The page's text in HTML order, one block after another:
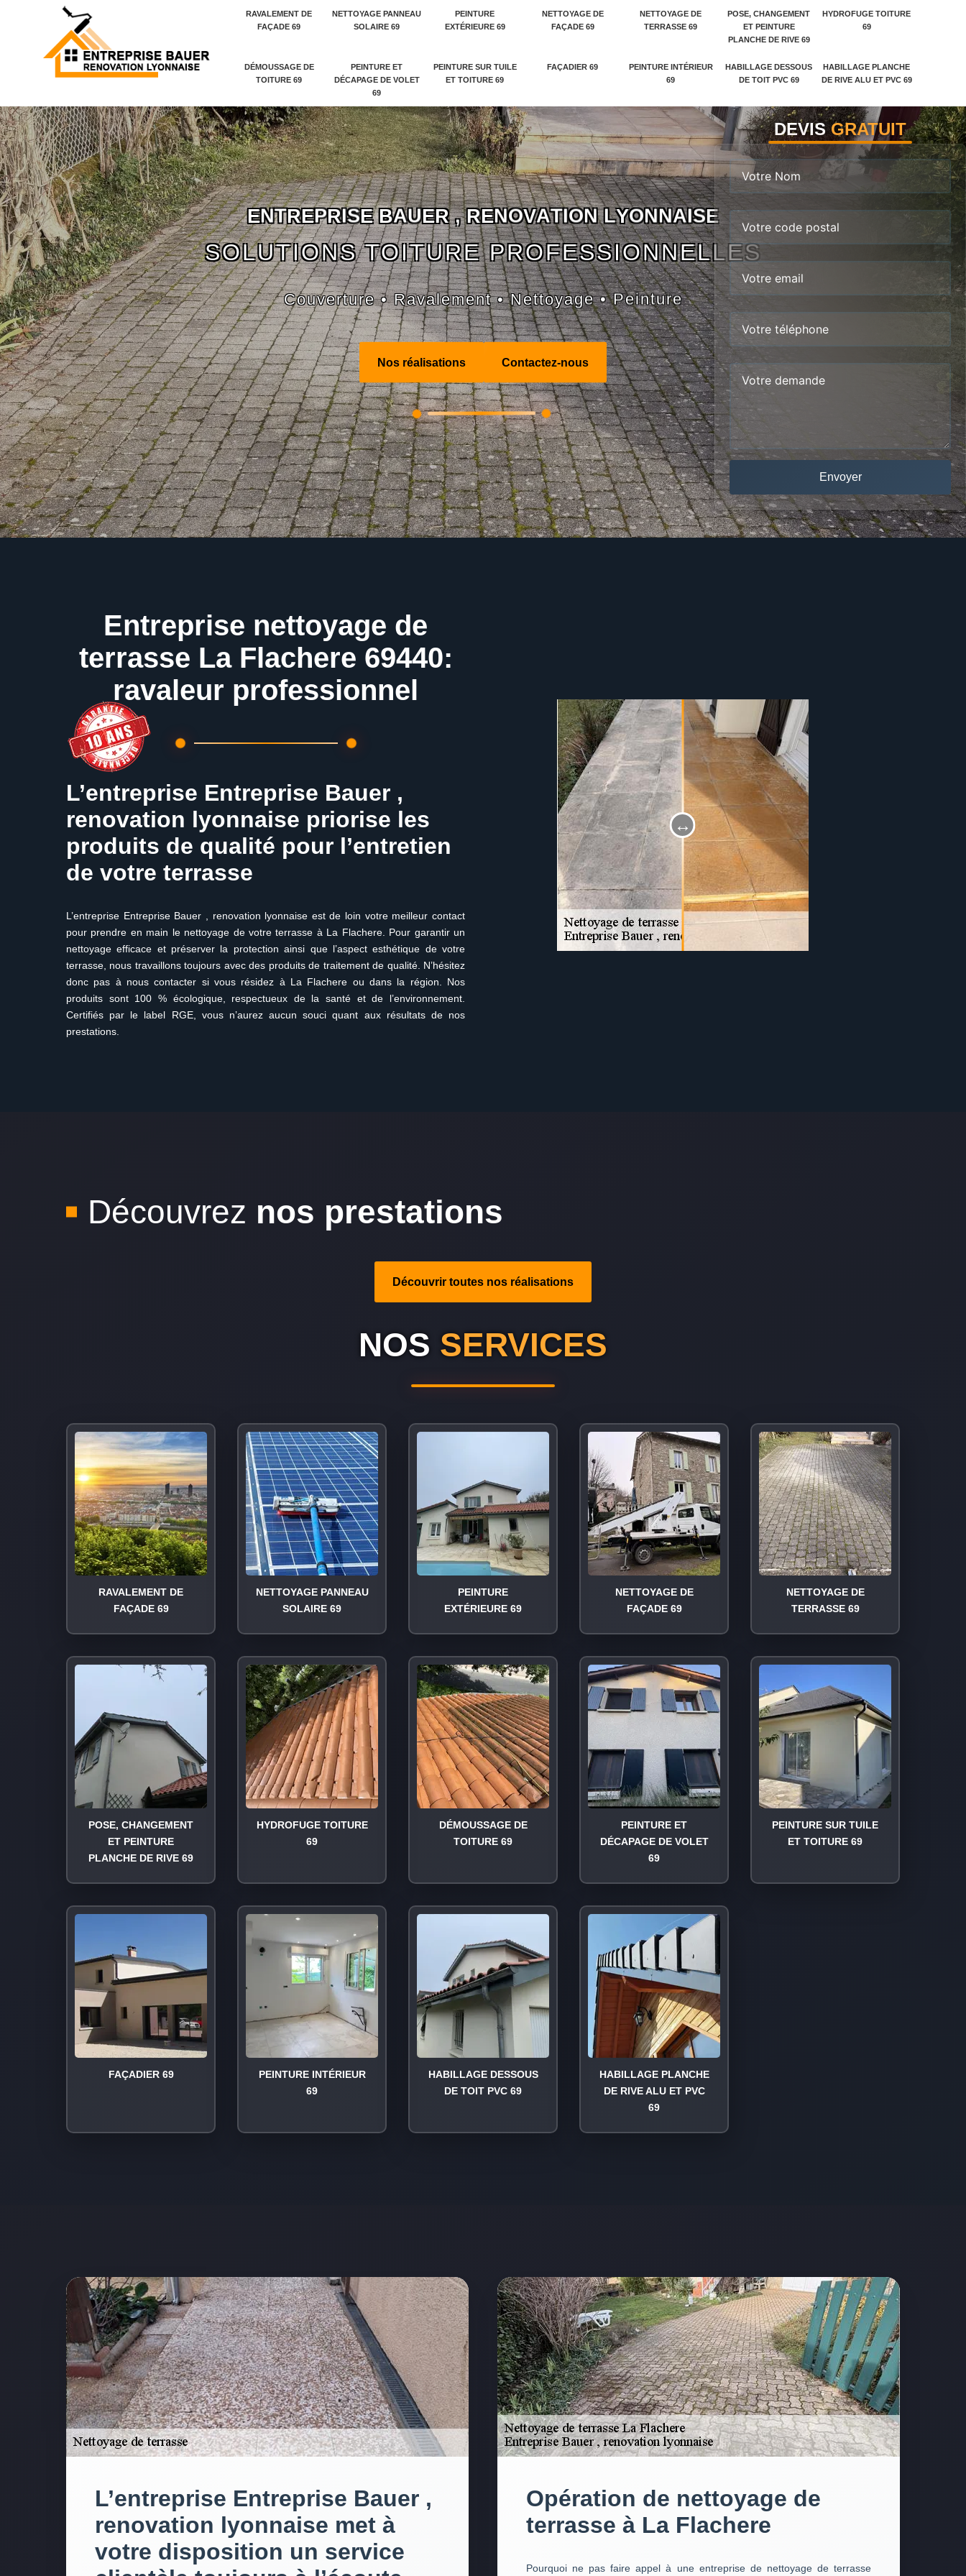
RAVALEMENT DE
FAÇADE 69
NETTOYAGE PANNEAU
SOLAIRE 69
PEINTURE
EXTÉRIEURE 69
NETTOYAGE DE
FAÇADE 69
NETTOYAGE DE
TERRASSE 69
POSE, CHANGEMENT
ET PEINTURE
PLANCHE DE RIVE 69
HYDROFUGE TOITURE
69
DÉMOUSSAGE DE
TOITURE 69
PEINTURE ET
DÉCAPAGE DE VOLET
69
PEINTURE SUR TUILE
ET TOITURE 69
FAÇADIER 69
PEINTURE INTÉRIEUR
69
HABILLAGE DESSOUS
DE TOIT PVC 69
HABILLAGE PLANCHE
DE RIVE ALU ET PVC 69
ENTREPRISE BAUER , RENOVATION LYONNAISE
SOLUTIONS TOITURE PROFESSIONNELLES
Couverture • Ravalement • Nettoyage • Peinture
Nos réalisations Contactez-nous
DEVISGRATUIT
Entreprise nettoyage de
terrasse La Flachere 69440:
ravaleur professionnel
L’entreprise Entreprise Bauer ,
renovation lyonnaise priorise les
produits de qualité pour l’entretien
de votre terrasse
L’entreprise Entreprise Bauer , renovation lyonnaise est de loin votre meilleur contact
pour prendre en main le nettoyage de votre terrasse à La Flachere. Pour garantir un
nettoyage efficace et préserver la protection ainsi que l’aspect esthétique de votre
terrasse, nous travaillons toujours avec des produits de traitement de qualité. N’hésitez
donc pas à nous contacter si vous résidez à La Flachere ou dans la région. Nos
produits sont 100 % écologique, respectueux de la santé et de l’environnement.
Certifiés par le label RGE, vous n’aurez aucun souci quant aux résultats de nos
prestations.
Découvrez nos prestations
Découvrir toutes nos réalisations
NOS SERVICES
RAVALEMENT DE
FAÇADE 69
NETTOYAGE PANNEAU
SOLAIRE 69
PEINTURE
EXTÉRIEURE 69
NETTOYAGE DE
FAÇADE 69
NETTOYAGE DE
TERRASSE 69
POSE, CHANGEMENT
ET PEINTURE
PLANCHE DE RIVE 69
HYDROFUGE TOITURE
69
DÉMOUSSAGE DE
TOITURE 69
PEINTURE ET
DÉCAPAGE DE VOLET
69
PEINTURE SUR TUILE
ET TOITURE 69
FAÇADIER 69
PEINTURE INTÉRIEUR
69
HABILLAGE DESSOUS
DE TOIT PVC 69
HABILLAGE PLANCHE
DE RIVE ALU ET PVC
69
L’entreprise Entreprise Bauer ,
renovation lyonnaise met à
votre disposition un service
Opération de nettoyage de
terrasse à La Flachere
Pourquoi ne pas faire appel à une entreprise de nettoyage de terrasse